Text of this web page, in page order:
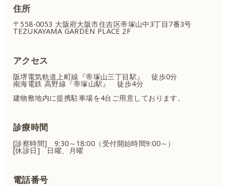
住所
〒558-0053 大阪府大阪市住吉区帝塚山中3丁目7番3号
TEZUKAYAMA GARDEN PLACE 2F
アクセス
阪堺電気軌道上町線『帝塚山三丁目駅』 徒歩0分
南海電鉄 高野線『帝塚山駅』 徒歩4分
建物敷地内に提携駐車場を4台ご用意しております。
診療時間
[診察時間] 9:30～18:00（受付開始時間9:00～）
[休診日] 日曜、月曜
電話番号